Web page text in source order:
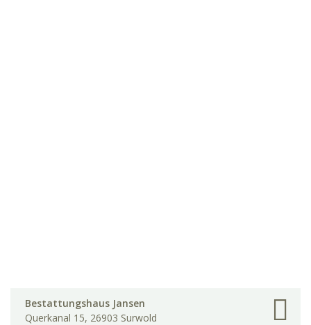
Bestattungshaus Jansen
Querkanal 15, 26903 Surwold